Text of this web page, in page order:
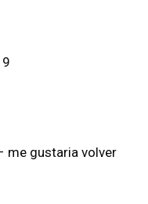
me gustaria volver